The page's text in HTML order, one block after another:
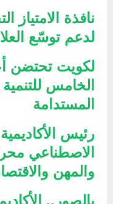
نافذة الامتياز
لدعم توسّع
لكويت تحتضن
الخامس
المستدامة
رئيس
الاصطناعي
والمهن
بالصور..